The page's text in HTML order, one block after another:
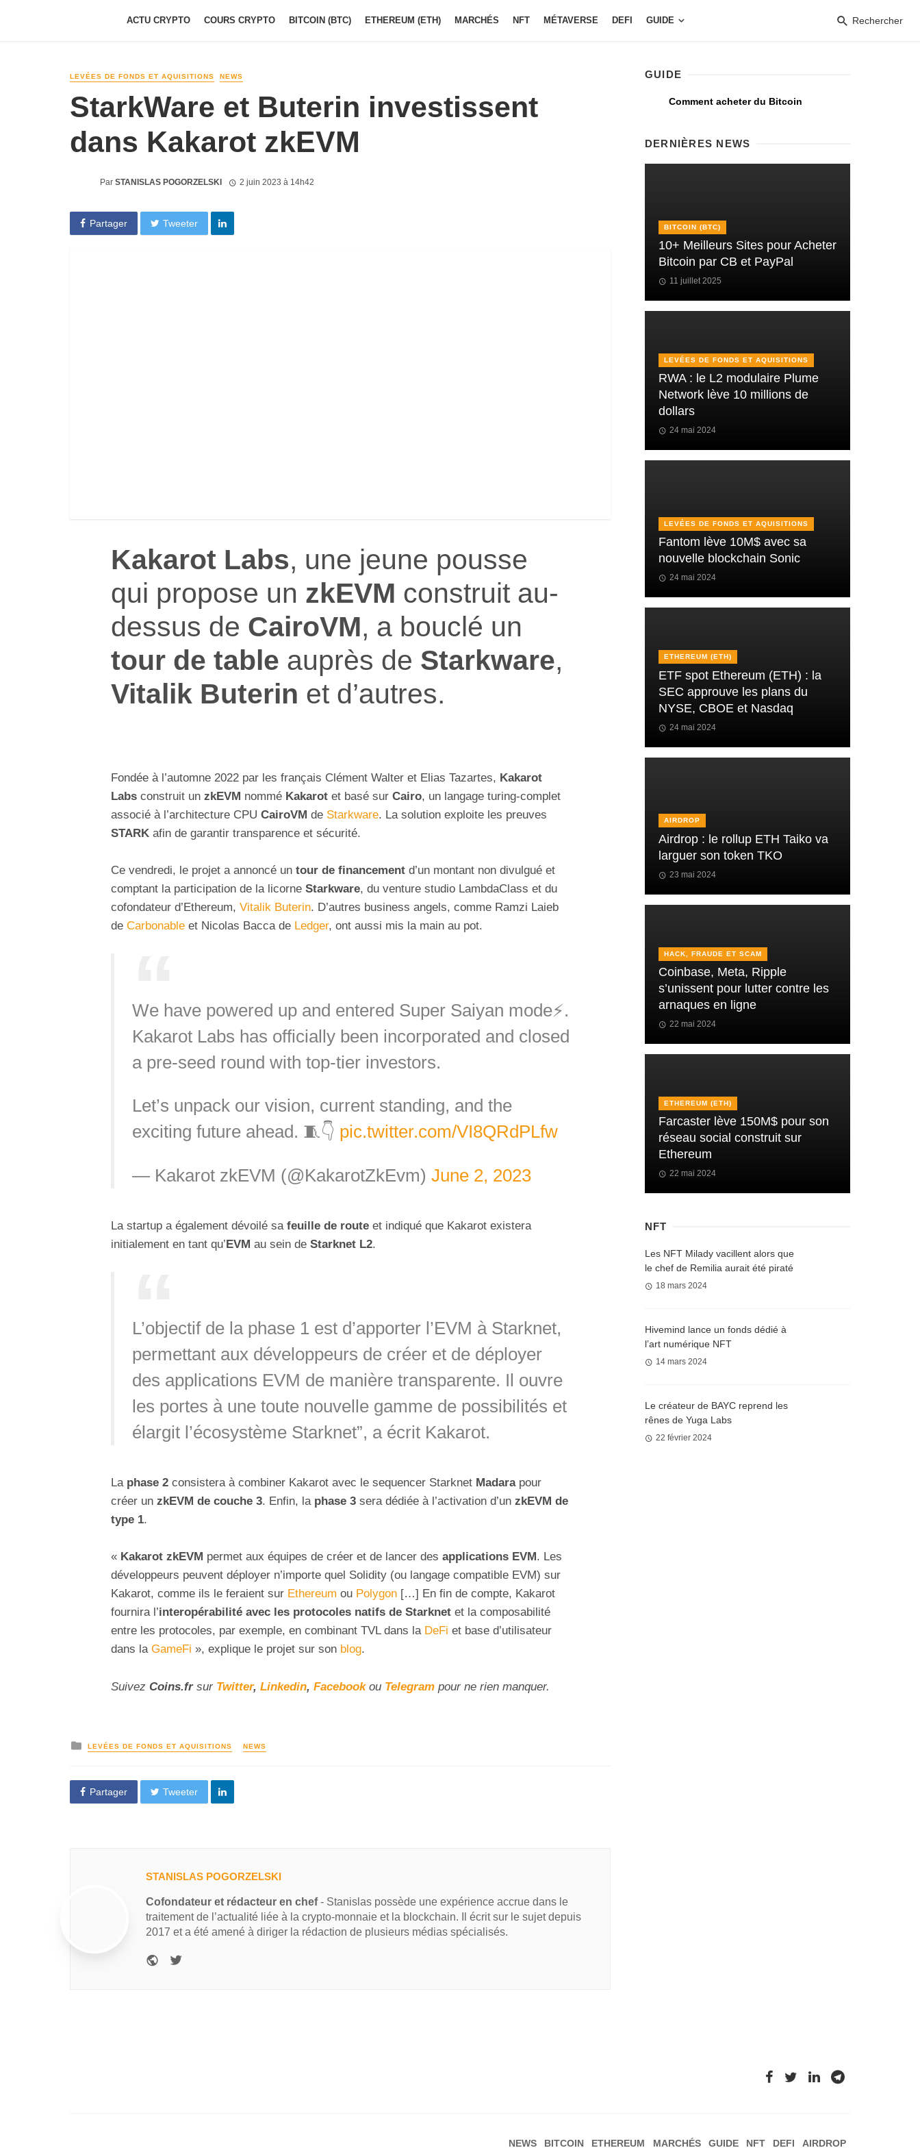
ACTU CRYPTO COURS CRYPTO BITCOIN (BTC) ETHEREUM (ETH) MARCHÉS NFT MÉTAVERSE DEFI GUIDE Rechercher
LEVÉES DE FONDS ET AQUISITIONS NEWS
StarkWare et Buterin investissent
dans Kakarot zkEVM
Par STANISLAS POGORZELSKI 2 juin 2023 à 14h42
Partager Tweeter
Kakarot Labs, une jeune pousse
qui propose un zkEVM construit au-
dessus de CairoVM, a bouclé un
tour de table auprès de Starkware,
Vitalik Buterin et d’autres.
Fondée à l’automne 2022 par les français Clément Walter et Elias Tazartes, Kakarot
Labs construit un zkEVM nommé Kakarot et basé sur Cairo, un langage turing-complet
associé à l’architecture CPU CairoVM de Starkware. La solution exploite les preuves
STARK afin de garantir transparence et sécurité.
Ce vendredi, le projet a annoncé un tour de financement d’un montant non divulgué et
comptant la participation de la licorne Starkware, du venture studio LambdaClass et du
cofondateur d’Ethereum, Vitalik Buterin. D’autres business angels, comme Ramzi Laieb
de Carbonable et Nicolas Bacca de Ledger, ont aussi mis la main au pot.
We have powered up and entered Super Saiyan mode⚡.
Kakarot Labs has officially been incorporated and closed
a pre-seed round with top-tier investors.
Let’s unpack our vision, current standing, and the
exciting future ahead. 🧵👇 pic.twitter.com/VI8QRdPLfw
— Kakarot zkEVM (@KakarotZkEvm) June 2, 2023
La startup a également dévoilé sa feuille de route et indiqué que Kakarot existera
initialement en tant qu’EVM au sein de Starknet L2.
L’objectif de la phase 1 est d’apporter l’EVM à Starknet,
permettant aux développeurs de créer et de déployer
des applications EVM de manière transparente. Il ouvre
les portes à une toute nouvelle gamme de possibilités et
élargit l’écosystème Starknet”, a écrit Kakarot.
La phase 2 consistera à combiner Kakarot avec le sequencer Starknet Madarapour
créer un zkEVM de couche 3. Enfin, la phase 3 sera dédiée à l’activation d’un zkEVM de
type 1.
« Kakarot zkEVM permet aux équipes de créer et de lancer des applications EVM . Les
développeurs peuvent déployer n’importe quel Solidity (ou langage compatible EVM) sur
Kakarot, comme ils le feraient sur Ethereum ou Polygon […] En fin de compte, Kakarot
fournira l’interopérabilité avec les protocoles natifs de Starknet et la composabilité
entre les protocoles, par exemple, en combinant TVL dans la DeFi et base d’utilisateur
dans la GameFi », explique le projet sur son blog.
Suivez Coins.fr sur Twitter, Linkedin, Facebookou Telegram pour ne rien manquer.
LEVÉES DE FONDS ET AQUISITIONS NEWS
Partager Tweeter
STANISLAS POGORZELSKI
Cofondateur et rédacteur en chef- Stanislas possède une expérience accrue dans le
traitement de l’actualité liée à la crypto-monnaie et la blockchain. Il écrit sur le sujet depuis
2017 et a été amené à diriger la rédaction de plusieurs médias spécialisés.
GUIDE
Comment acheter du Bitcoin
DERNIÈRES NEWS
BITCOIN (BTC)
10+ Meilleurs Sites pour Acheter
Bitcoin par CB et PayPal
11 juillet 2025
LEVÉES DE FONDS ET AQUISITIONS
RWA : le L2 modulaire Plume
Network lève 10 millions de
dollars
24 mai 2024
LEVÉES DE FONDS ET AQUISITIONS
Fantom lève 10M$ avec sa
nouvelle blockchain Sonic
24 mai 2024
ETHEREUM (ETH)
ETF spot Ethereum (ETH) : la
SEC approuve les plans du
NYSE, CBOE et Nasdaq
24 mai 2024
AIRDROP
Airdrop : le rollup ETH Taiko va
larguer son token TKO
23 mai 2024
HACK, FRAUDE ET SCAM
Coinbase, Meta, Ripple
s’unissent pour lutter contre les
arnaques en ligne
22 mai 2024
ETHEREUM (ETH)
Farcaster lève 150M$ pour son
réseau social construit sur
Ethereum
22 mai 2024
NFT
Les NFT Milady vacillent alors que
le chef de Remilia aurait été piraté
18 mars 2024
Hivemind lance un fonds dédié à
l’art numérique NFT
14 mars 2024
Le créateur de BAYC reprend les
rênes de Yuga Labs
22 février 2024
NEWS BITCOIN ETHEREUM MARCHÉS GUIDE NFT DEFI AIRDROP